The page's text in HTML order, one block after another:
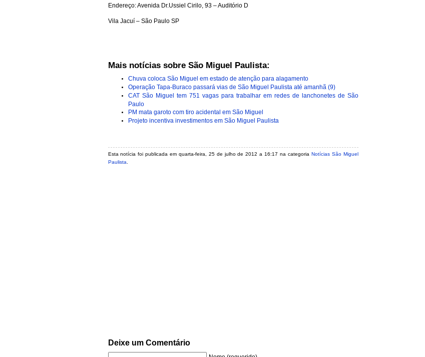
Endereço: Avenida Dr.Ussiel Cirilo, 93 – Auditório D
Vila Jacuí – São Paulo SP
Mais notícias sobre São Miguel Paulista:
Chuva coloca São Miguel em estado de atenção para alagamento
Operação Tapa-Buraco passará vias de São Miguel Paulista até amanhã (9)
CAT São Miguel tem 751 vagas para trabalhar em redes de lanchonetes de São
Paulo
PM mata garoto com tiro acidental em São Miguel
Projeto incentiva investimentos em São Miguel Paulista
Esta notícia foi publicada em quarta-feira, 25 de julho de 2012 a 16:17 na categoria Notícias São Miguel
Paulista
Deixe um Comentário